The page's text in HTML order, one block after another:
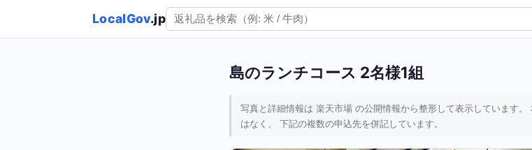
LocalGov.jp
島のランチコース 2名様1組
写真と詳細情報は 楽天市場 の公開情報から整形して表示しています
はなく、 下記の複数の申込先を併記しています。